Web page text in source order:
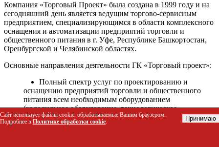
Компания «Торговый Проект» была создана в 1999 году и на
сегодняшний день является ведущим торгово-сервисным
предприятием, специализирующимся в области комплексного
оснащения и автоматизации предприятий торговли и
общественного питания в г. Уфе, Республике Башкортостан,
Оренбургской и Челябинской областях.
Основные направления деятельности ГК «Торговый проект»:
Полный спектр услуг по проектированию и
оснащению предприятий торговли и общественного
питания всем необходимым оборудованием
(холодильное оборудование, технологическое
оборудование, стеллажное оборудование и т.д.);
Автоматизация торговых процессов и внедрения
Сайт использует файлы cookie, обрабатываемые Вашим браузером.
Подробнее в Политике обработки cookie. Принимаю